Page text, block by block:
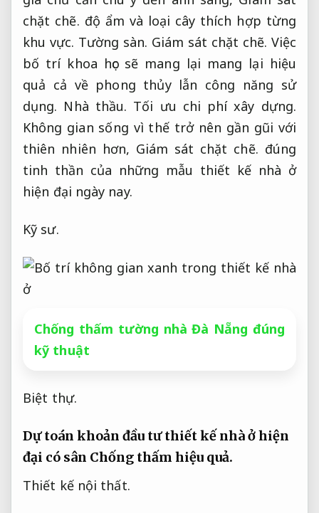
chặt chẽ. độ ẩm và loại cây thích hợp từng
khu vực. Tường sàn. Giám sát chặt chẽ. Việc
bố trí khoa học sẽ mang lại mang lại hiệu
quả cả về phong thủy lẫn công năng sử
dụng. Nhà thầu. Tối ưu chi phí xây dựng.
Không gian sống vì thế trở nên gần gũi với
thiên nhiên hơn, Giám sát chặt chẽ. đúng
tinh thần của những mẫu thiết kế nhà ở
hiện đại ngày nay.
Kỹ sư.
Chống thấm tường nhà Đà Nẵng đúng
kỹ thuật
Biệt thự.
Dự toán khoản đầu tư thiết kế nhà ở hiện
đại có sân Chống thấm hiệu quả.
Thiết kế nội thất.